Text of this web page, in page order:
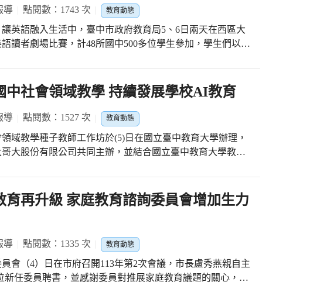
導 點閱數：1743 次 教育動態
英語融入生活中，臺中市政府教育局5、6日兩天在西區大
讀者劇場比賽，計48所國中500多位學生參加，學生們以標
師人數已突破260人，為六都第一；教育局也積極投入現有
語的專業成長研習，在英語端提升教師英語教學專業知能
助領域老師共備雙語課程；雙語端則培養老師雙語教學能
高階三階段培力增能，讓臺中市的學生能在專業中師與外師
校，參與校
，透過類似廣播劇的方式，由參賽的各校自由發揮題材，
不同的表演技巧以英文呈現故事內容，不只是加強了自己
了團隊合作，感謝老師給予機會參與比賽，相信經歷過比
，多次帶著學生參加比賽
賽可提升學生英語文讀與說的能力，也培養對英語學習的
中社會領域教學 持續發展學校AI教育
導 點閱數：1527 次 教育動態
域教學種子教師工作坊於(5)日在國立臺中教育大學辦理，
大股份有限公司共同主辦，並結合國立臺中教育大學教學
育下，希冀能在未來有更多的資源協力合作，共同推動及
，展望科技時代。 教育局長蔣偉民指出，市長盧秀燕重
勵學校為學生的科技教育扎根，本府教育局為了落實「AI
學年度起結合大學及業界資源辦理教師研習，針對國中課
藝術領域辦理AI融入之教學種子教師工作坊，本(113)學年
進行種子教師培訓。透過AI工具資源協助教師研發教案課
希望將本市教育帶向人工智慧教育及數位先進個人化、適
育再升級 家庭教育諮詢委員會增加生力
導 點閱數：1335 次 教育動態
會（4）日在市府召開113年第2次會議，市長盧秀燕親自主
新任委員聘書，並感謝委員對推展家庭教育議題的關心，期